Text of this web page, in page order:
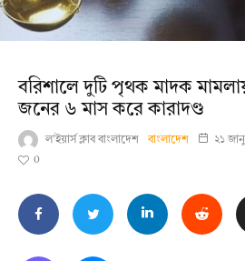
বরিশালে দুটি পৃথক মাদক মামলায়
জনের ৬ মাস করে কারাদণ্ড
ল'ইয়ার্স ক্লাব বাংলাদেশ বাংলাদেশ ২১
0